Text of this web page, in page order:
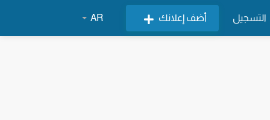
التسجيل أضف إعلانك AR